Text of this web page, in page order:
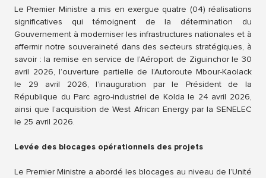
Le Premier Ministre a mis en exergue quatre (04) réalisations
significatives qui témoignent de la détermination du
Gouvernement à moderniser les infrastructures nationales et à
affermir notre souveraineté dans des secteurs stratégiques, à
savoir : la remise en service de l’Aéroport de Ziguinchor le 30
avril 2026, l’ouverture partielle de l’Autoroute Mbour-Kaolack
le 29 avril 2026, l’inauguration par le Président de la
République du Parc agro-industriel de Kolda le 24 avril 2026,
ainsi que l’acquisition de West African Energy par la SENELEC
le 25 avril 2026.
Levée des blocages opérationnels des projets
Le Premier Ministre a abordé les blocages au niveau de l’Unité